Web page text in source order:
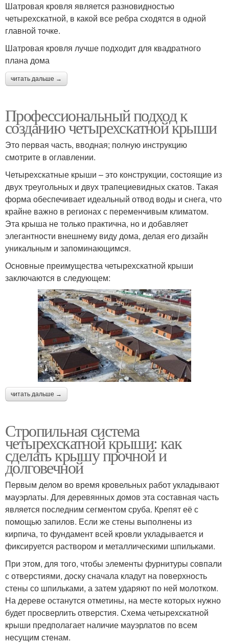
Шатровая кровля является разновидностью
четырехскатной, в какой все ребра сходятся в одной
главной точке.
Шатровая кровля лучше подходит для квадратного
плана дома
читать дальше →
Профессиональный подход к
созданию четырехскатной крыши
Это первая часть, вводная; полную инструкцию
смотрите в оглавлении.
Четырехскатные крыши – это конструкции, состоящие из
двух треугольных и двух трапециевидных скатов. Такая
форма обеспечивает идеальный отвод воды и снега, что
крайне важно в регионах с переменчивым климатом.
Эта крыша не только практична, но и добавляет
элегантности внешнему виду дома, делая его дизайн
уникальным и запоминающимся.
Основные преимущества четырехскатной крыши
заключаются в следующем:
читать дальше →
Стропильная система
четырехскатной крыши: как
сделать крышу прочной и
долговечной
Первым делом во время кровельных работ укладывают
мауэрлаты. Для деревянных домов эта составная часть
является последним сегментом сруба. Крепят её с
помощью запилов. Если же стены выполнены из
кирпича, то фундамент всей кровли укладывается и
фиксируется раствором и металлическими шпильками.
При этом, для того, чтобы элементы фурнитуры совпали
с отверстиями, доску сначала кладут на поверхность
стены со шпильками, а затем ударяют по ней молотком.
На дереве останутся отметины, на месте которых нужно
будет просверлить отверстия. Схема четырехскатной
крыши предполагает наличие мауэрлатов по всем
несущим стенам.